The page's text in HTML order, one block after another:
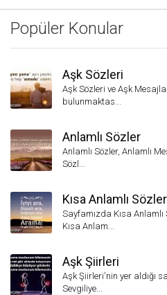
Popüler Konular
Aşk Sözleri
Aşk Sözleri ve Aşk
bulunmaktas...
Anlamlı Sözler
Anlamlı Sözler, Anlamlı
Sözl...
Kısa Anlamlı Sözler
Sayfamızda Kısa Anlamlı
Kısa Anlam...
Aşk Şiirleri
Aşk Şiirleri'nin yer aldığı
Sevgiliye...